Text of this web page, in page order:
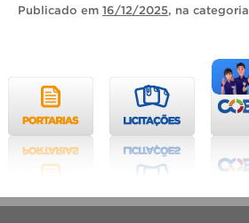
Publicado em 16/12/2025, na categoria